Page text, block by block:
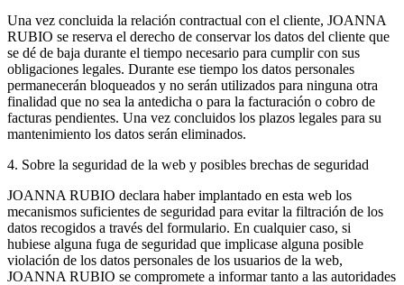
Una vez concluida la relación contractual con el cliente, JOANNA
RUBIO se reserva el derecho de conservar los datos del cliente que
se dé de baja durante el tiempo necesario para cumplir con sus
obligaciones legales. Durante ese tiempo los datos personales
permanecerán bloqueados y no serán utilizados para ninguna otra
finalidad que no sea la antedicha o para la facturación o cobro de
facturas pendientes. Una vez concluidos los plazos legales para su
mantenimiento los datos serán eliminados.
4. Sobre la seguridad de la web y posibles brechas de seguridad
JOANNA RUBIO declara haber implantado en esta web los
mecanismos suficientes de seguridad para evitar la filtración de los
datos recogidos a través del formulario. En cualquier caso, si
hubiese alguna fuga de seguridad que implicase alguna posible
violación de los datos personales de los usuarios de la web,
JOANNA RUBIO se compromete a informar tanto a las autoridades